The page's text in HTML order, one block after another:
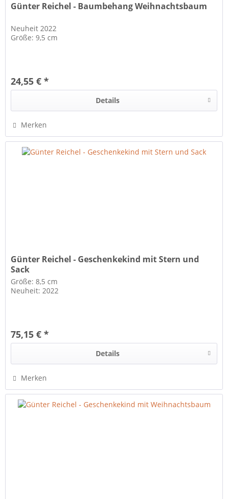
Günter Reichel - Baumbehang Weihnachtsbaum
Neuheit 2022
Größe: 9,5 cm
24,55 € *
Details
Merken
Günter Reichel - Geschenkekind mit Stern und
Sack
Größe: 8,5 cm
Neuheit: 2022
75,15 € *
Details
Merken